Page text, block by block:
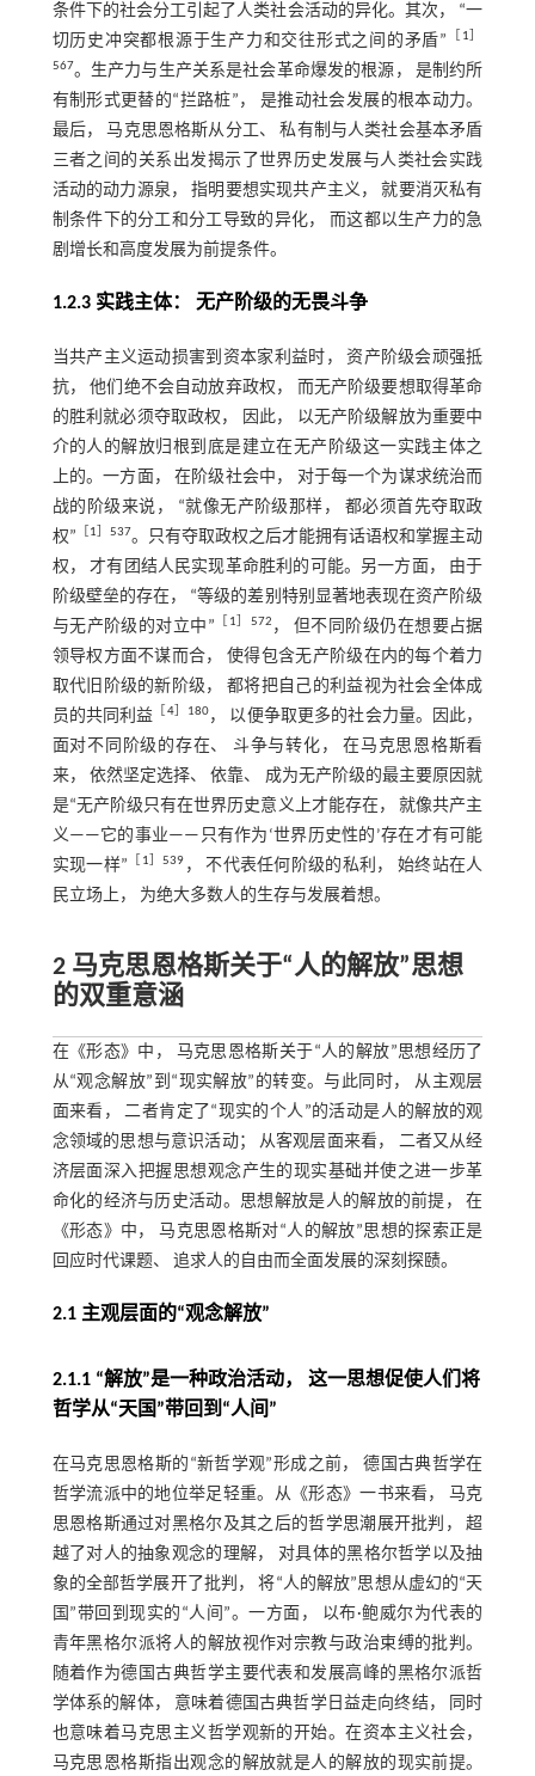
条件下的社会分工引起了人类社会活动的异化。其次， “一
切历史冲突都根源于生产力和交往形式之间的矛盾”
1
567。生产力与生产关系是社会革命爆发的根源， 是制约所
有制形式更替的“拦路桩”， 是推动社会发展的根本动力。
最后， 马克思恩格斯从分工、 私有制与人类社会基本矛盾
三者之间的关系出发揭示了世界历史发展与人类社会实践
活动的动力源泉， 指明要想实现共产主义， 就要消灭私有
制条件下的分工和分工导致的异化， 而这都以生产力的急
剧增长和高度发展为前提条件。
1.2.3 实践主体： 无产阶级的无畏斗争
当共产主义运动损害到资本家利益时， 资产阶级会顽强抵
抗， 他们绝不会自动放弃政权， 而无产阶级要想取得革命
的胜利就必须夺取政权， 因此， 以无产阶级解放为重要中
介的人的解放归根到底是建立在无产阶级这一实践主体之
上的。一方面， 在阶级社会中， 对于每一个为谋求统治而
战的阶级来说， “就像无产阶级那样， 都必须首先夺取政
权”
1 ］537。只有夺取政权之后才能拥有话语权和掌握主动
权， 才有团结人民实现革命胜利的可能。另一方面， 由于
阶级壁垒的存在， “等级的差别特别显著地表现在资产阶级
与无产阶级的对立中”
1 ］572 ， 但不同阶级仍在想要占据
领导权方面不谋而合， 使得包含无产阶级在内的每个着力
取代旧阶级的新阶级， 都将把自己的利益视为社会全体成
员的共同利益
4］180， 以便争取更多的社会力量。因此，
面对不同阶级的存在、 斗争与转化， 在马克思恩格斯看
来， 依然坚定选择、 依靠、 成为无产阶级的最主要原因就
是“无产阶级只有在世界历史意义上才能存在， 就像共产主
义——它的事业——只有作为‘世界历史性的’存在才有可能
实现一样”
1 ］539 ， 不代表任何阶级的私利， 始终站在人
民立场上， 为绝大多数人的生存与发展着想。
2 马克思恩格斯关于“人的解放”思想
的双重意涵
在《形态》中， 马克思恩格斯关于“人的解放”思想经历了
从“观念解放”到“现实解放”的转变。与此同时， 从主观层
面来看， 二者肯定了“现实的个人”的活动是人的解放的观
念领域的思想与意识活动； 从客观层面来看， 二者又从经
济层面深入把握思想观念产生的现实基础并使之进一步革
命化的经济与历史活动。思想解放是人的解放的前提， 在
《形态》中， 马克思恩格斯对“人的解放”思想的探索正是
回应时代课题、 追求人的自由而全面发展的深刻探赜。
2.1 主观层面的“观念解放”
2.1.1 “解放”是一种政治活动， 这一思想促使人们将
哲学从“天国”带回到“人间”
在马克思恩格斯的“新哲学观”形成之前， 德国古典哲学在
哲学流派中的地位举足轻重。从《形态》一书来看， 马克
思恩格斯通过对黑格尔及其之后的哲学思潮展开批判， 超
越了对人的抽象观念的理解， 对具体的黑格尔哲学以及抽
象的全部哲学展开了批判， 将“人的解放”思想从虚幻的“天
国”带回到现实的“人间”。一方面， 以布·鲍威尔为代表的
青年黑格尔派将人的解放视作对宗教与政治束缚的批判。
随着作为德国古典哲学主要代表和发展高峰的黑格尔派哲
学体系的解体， 意味着德国古典哲学日益走向终结， 同时
也意味着马克思主义哲学观新的开始。在资本主义社会，
马克思恩格斯指出观念的解放就是人的解放的现实前提。